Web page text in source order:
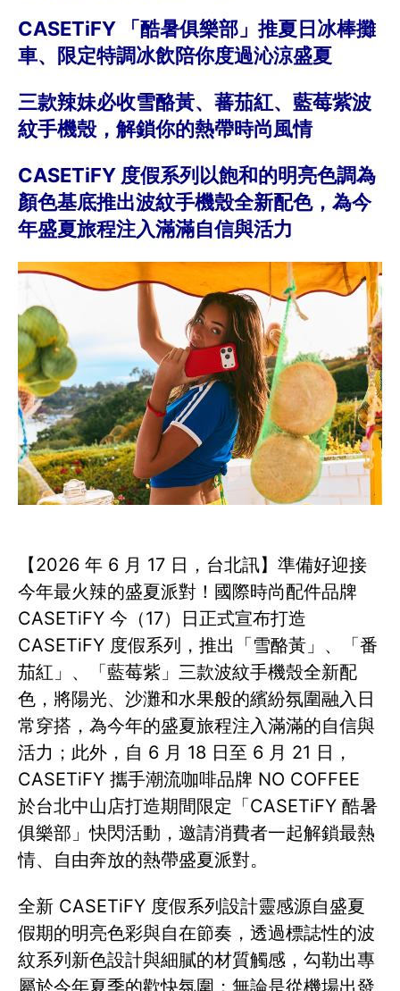
CASETiFY 「酷暑俱樂部」推夏日冰棒攤
車、限定特調冰飲陪你度過沁涼盛夏
三款辣妹必收雪酪黃、蕃茄紅、藍莓紫波
紋手機殼，解鎖你的熱帶時尚風情
CASETiFY 度假系列以飽和的明亮色調為
顏色基底推出波紋手機殼全新配色，為今
年盛夏旅程注入滿滿自信與活力
【2026 年 6 月 17 日，台北訊】準備好迎接
今年最火辣的盛夏派對！國際時尚配件品牌
CASETiFY 今（17）日正式宣布打造
CASETiFY 度假系列，推出「雪酪黃」、「番
茄紅」、「藍莓紫」三款波紋手機殼全新配
色，將陽光、沙灘和水果般的繽紛氛圍融入日
常穿搭，為今年的盛夏旅程注入滿滿的自信與
活力；此外，自 6 月 18 日至 6 月 21 日，
CASETiFY 攜手潮流咖啡品牌 NO COFFEE
於台北中山店打造期間限定「CASETiFY 酷暑
俱樂部」快閃活動，邀請消費者一起解鎖最熱
情、自由奔放的熱帶盛夏派對。
全新 CASETiFY 度假系列設計靈感源自盛夏
假期的明亮色彩與自在節奏，透過標誌性的波
紋系列新色設計與細膩的材質觸感，勾勒出專
屬於今年夏季的歡快氛圍；無論是從機場出發